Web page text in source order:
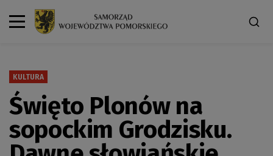
KULTURA
Święto Plonów na
sopockim Grodzisku.